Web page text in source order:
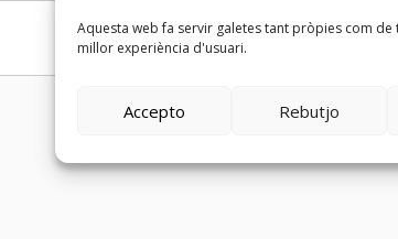
Aquesta web fa servir galetes tant pròpies com
millor experiència d'usuari.
Accepto Rebutjo